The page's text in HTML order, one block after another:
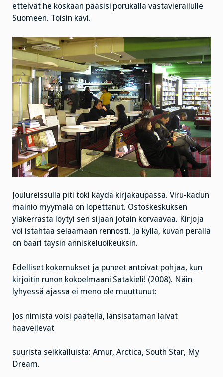
etteivät he koskaan pääsisi porukalla vastavierailulle
Suomeen. Toisin kävi.
Joulureissulla piti toki käydä kirjakaupassa. Viru-kadun
mainio myymälä on lopettanut. Ostoskeskuksen
yläkerrasta löytyi sen sijaan jotain korvaavaa. Kirjoja
voi istahtaa selaamaan rennosti. Ja kyllä, kuvan perällä
on baari täysin anniskeluoikeuksin.
Edelliset kokemukset ja puheet antoivat pohjaa, kun
kirjoitin runon kokoelmaani Satakieli! (2008). Näin
lyhyessä ajassa ei meno ole muuttunut:
Jos nimistä voisi päätellä, länsisataman laivat
haaveilevat
suurista seikkailuista: Amur, Arctica, South Star, My
Dream.